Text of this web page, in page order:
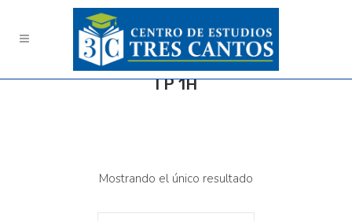
I P 1H
Mostrando el único resultado